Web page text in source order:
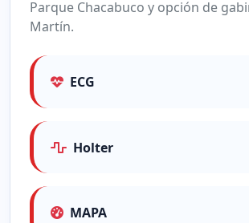
Parque Chacabuco y opción de
Martín.
ECG
Holter
MAPA